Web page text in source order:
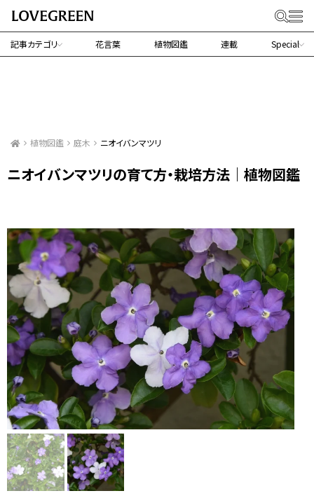
記事カテゴリ 花言葉 植物図鑑 連載 Special
植物図鑑 庭木 ニオイバンマツリ
ニオイバンマツリの育て方・栽培方法｜植物図鑑